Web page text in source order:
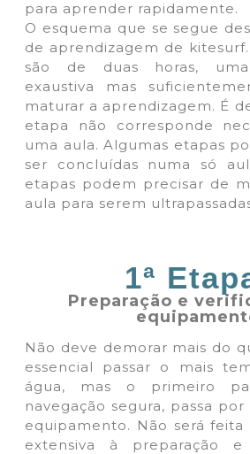
para aprender rapidamente.
O esquema que se segue
de aprendizagem de kitesurf.
são de duas horas,
exaustiva mas
maturar a aprendizagem. É
etapa não corresponde
uma aula. Algumas etapas
ser concluídas numa só
etapas podem precisar de
aula para serem
1ª
Preparação e
Não deve demorar mais do
essencial passar o mais
água, mas o primeiro
navegação segura, passa
equipamento. Não será feita
extensiva à preparação